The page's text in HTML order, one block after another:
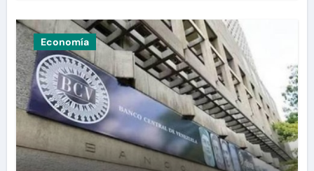
Economía